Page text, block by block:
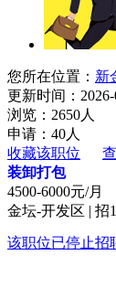
您所在位置： 新
更新时间：2026-
浏览：2650人
申请：40人
收藏该职位
装卸打包
4500-6000元/月
金坛-开发区 | 招
该职位已停止招